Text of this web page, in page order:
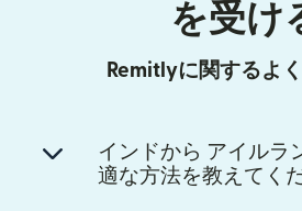
を受け
Remitlyに関するよ
インドから アイルラ
適な方法を教えてく